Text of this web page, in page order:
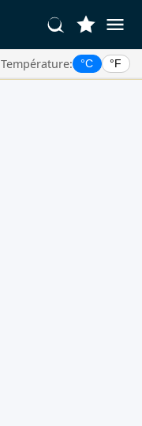
Température: °C °F